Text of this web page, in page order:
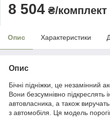
8 504 ₴/комплект
Опис Характеристики
Опис
Бічні підніжки, це незамінний
Вони безсумнівно підкреслять
автовласника, а також
з автомобіля. Ця модель